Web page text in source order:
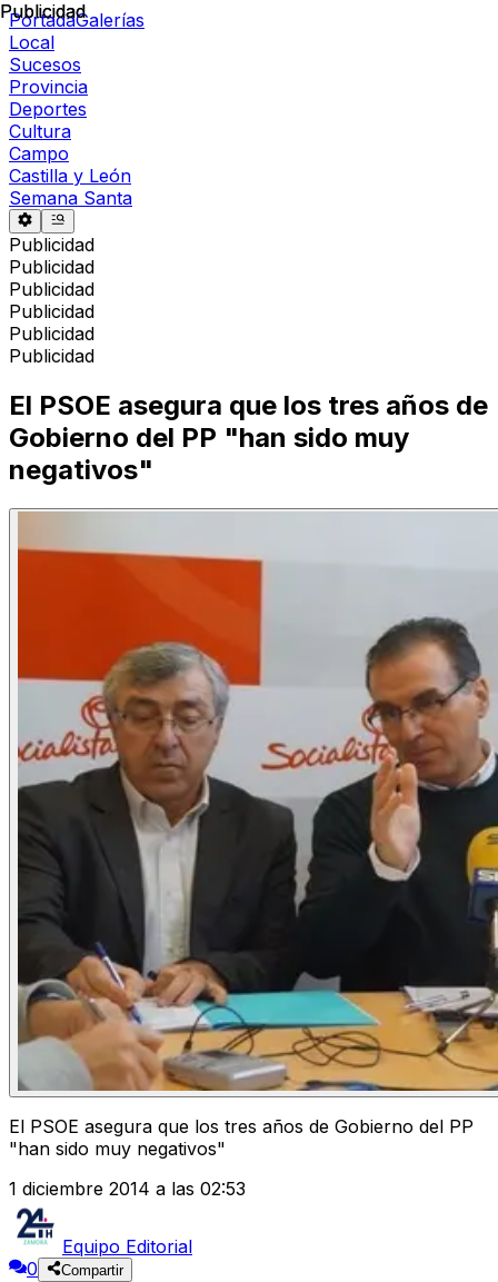
PortadaGalerías
Local
Sucesos
Provincia
Deportes
Cultura
Campo
Castilla y León
Semana Santa
Publicidad
Publicidad
Publicidad
Publicidad
Publicidad
Publicidad
Publicidad
El PSOE asegura que los tres años de
Gobierno del PP "han sido muy
negativos"
El PSOE asegura que los tres años de Gobierno del PP
"han sido muy negativos"
1 diciembre 2014 a las 02:53
Equipo Editorial
0
Compartir
Publicidad